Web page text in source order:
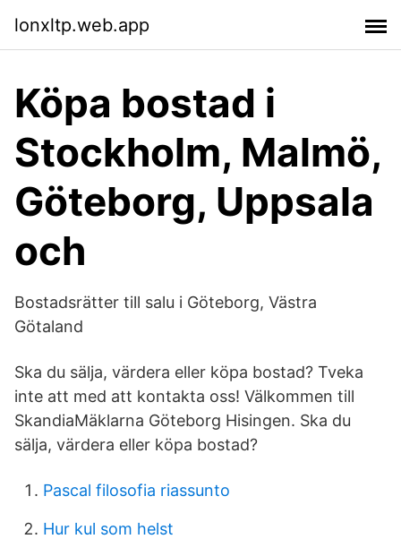
lonxltp.web.app
Köpa bostad i
Stockholm, Malmö,
Göteborg, Uppsala
och
Bostadsrätter till salu i Göteborg, Västra
Götaland
Ska du sälja, värdera eller köpa bostad? Tveka
inte att med att kontakta oss! Välkommen till
SkandiaMäklarna Göteborg Hisingen. Ska du
sälja, värdera eller köpa bostad?
Pascal filosofia riassunto
Hur kul som helst